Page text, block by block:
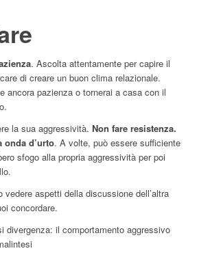
. Ascolta attentamente per capire il
di creare un buon clima relazionale.
ancora pazienza o tornerai a casa con il
la sua aggressività. Non fare resistenza.
onda d’urto. A volte, può essere sufficiente
sfogo alla propria aggressività per poi
vedere aspetti della discussione dell’altra
concordare.
divergenza: il comportamento aggressivo